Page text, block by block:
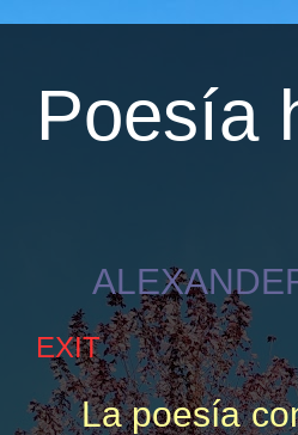
Poesía
EXIT
La poesía